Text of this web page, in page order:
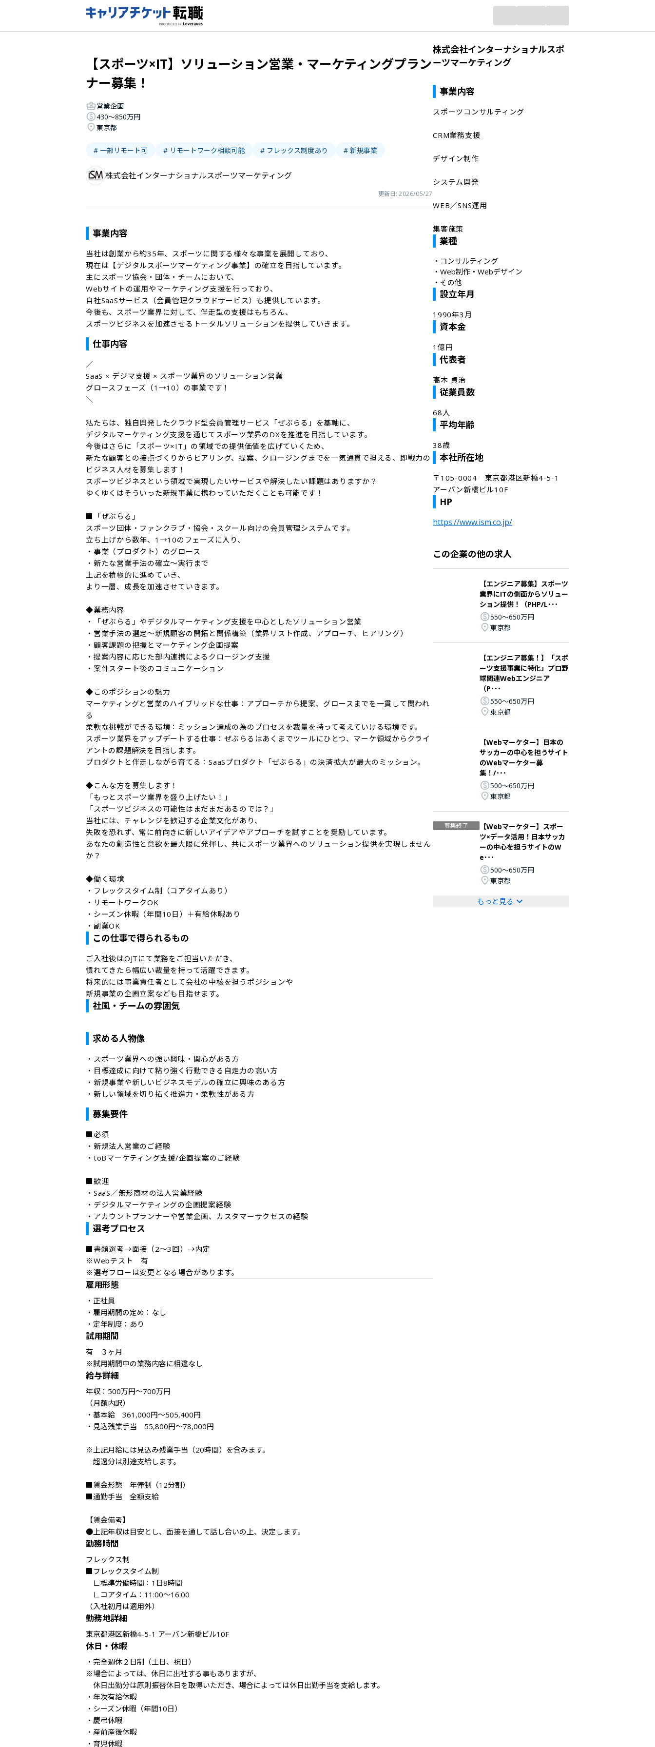
【スポーツ×IT】ソリューション営業・マーケティングプラン
ナー募集！
営業企画
430〜850万円
東京都
# 一部リモート可 # リモートワーク相談可能 # フレックス制度あり # 新規事業
株式会社インターナショナルスポーツマーケティング
更新日: 2026/05/27
事業内容
当社は創業から約35年、スポーツに関する様々な事業を展開しており、
現在は【デジタルスポーツマーケティング事業】の確立を目指しています。
主にスポーツ協会・団体・チームにおいて、
Webサイトの運用やマーケティング支援を行っており、
自社SaaSサービス（会員管理クラウドサービス）も提供しています。
今後も、スポーツ業界に対して、伴走型の支援はもちろん、
スポーツビジネスを加速させるトータルソリューションを提供していきます。
仕事内容
／
SaaS × デジマ支援 × スポーツ業界のソリューション営業
グロースフェーズ（1→10）の事業です！
＼
私たちは、独自開発したクラウド型会員管理サービス「ぜぶらる」を基軸に、
デジタルマーケティング支援を通じてスポーツ業界のDXを推進を目指しています。
今後はさらに「スポーツ×IT」の領域での提供価値を広げていくため、
新たな顧客との接点づくりからヒアリング、提案、クロージングまでを一気通貫で担える、即戦力の
ビジネス人材を募集します！
スポーツビジネスという領域で実現したいサービスや解決したい課題はありますか？
ゆくゆくはそういった新規事業に携わっていただくことも可能です！
■「ぜぶらる」
スポーツ団体・ファンクラブ・協会・スクール向けの会員管理システムです。
立ち上げから数年、1→10のフェーズに入り、
・事業（プロダクト）のグロース
・新たな営業手法の確立～実行まで
上記を積極的に進めていき、
より一層、成長を加速させていきます。
◆業務内容
・「ぜぶらる」やデジタルマーケティング支援を中心としたソリューション営業
・営業手法の選定～新規顧客の開拓と関係構築（業界リスト作成、アプローチ、ヒアリング）
・顧客課題の把握とマーケティング企画提案
・提案内容に応じた部内連携によるクロージング支援
・案件スタート後のコミュニケーション
◆このポジションの魅力
マーケティングと営業のハイブリッドな仕事：アプローチから提案、グロースまでを一貫して関われ
る
柔軟な挑戦ができる環境：ミッション達成の為のプロセスを裁量を持って考えていける環境です。
スポーツ業界をアップデートする仕事：ぜぶらるはあくまでツールにひとつ、マーケ領域からクライ
アントの課題解決を目指します。
プロダクトと伴走しながら育てる：SaaSプロダクト「ぜぶらる」の決済拡大が最大のミッション。
◆こんな方を募集します！
「もっとスポーツ業界を盛り上げたい！」
「スポーツビジネスの可能性はまだまだあるのでは？」
当社には、チャレンジを歓迎する企業文化があり、
失敗を恐れず、常に前向きに新しいアイデアやアプローチを試すことを奨励しています。
あなたの創造性と意欲を最大限に発揮し、共にスポーツ業界へのソリューション提供を実現しません
か？
◆働く環境
・フレックスタイム制（コアタイムあり）
・リモートワークOK
・シーズン休暇（年間10日）＋有給休暇あり
・副業OK
この仕事で得られるもの
ご入社後はOJTにて業務をご担当いただき、
慣れてきたら幅広い裁量を持って活躍できます。
将来的には事業責任者として会社の中核を担うポジションや
新規事業の企画立案なども目指せます。
社風・チームの雰囲気
求める人物像
・スポーツ業界への強い興味・関心がある方
・目標達成に向けて粘り強く行動できる自走力の高い方
・新規事業や新しいビジネスモデルの確立に興味のある方
・新しい領域を切り拓く推進力・柔軟性がある方
募集要件
■必須
・新規法人営業のご経験
・toBマーケティング支援/企画提案のご経験
■歓迎
・SaaS／無形商材の法人営業経験
・デジタルマーケティングの企画提案経験
・アカウントプランナーや営業企画、カスタマーサクセスの経験
選考プロセス
■書類選考→面接（2～3回）→内定
※Webテスト　有
※選考フローは変更となる場合があります。
雇用形態
・正社員
・雇用期間の定め：なし
・定年制度：あり
試用期間
有　３ヶ月
※試用期間中の業務内容に相違なし
給与詳細
年収：500万円～700万円
（月額内訳）
・基本給　361,000円～505,400円
・見込残業手当　55,800円～78,000円
※上記月給には見込み残業手当（20時間）を含みます。
超過分は別途支給します。
■賃金形態　年俸制（12分割）
■通勤手当　全額支給
【賃金備考】
●上記年収は目安とし、面接を通して話し合いの上、決定します。
勤務時間
フレックス制
■フレックスタイム制
∟標準労働時間：1日8時間
∟コアタイム：11:00～16:00
（入社初月は適用外）
勤務地詳細
東京都港区新橋4-5-1 アーバン新橋ビル10F
休日・休暇
・完全週休２日制（土日、祝日）
※場合によっては、休日に出社する事もありますが、
休日出勤分は原則振替休日を取得いただき、場合によっては休日出勤手当を支給します。
・年次有給休暇
・シーズン休暇（年間10日）
・慶弔休暇
・産前産後休暇
・育児休暇
株式会社インターナショナルスポ
ーツマーケティング
事業内容
スポーツコンサルティング
CRM業務支援
デザイン制作
システム開発
WEB／SNS運用
業種
・ コンサルティング
・ Web制作・Webデザイン
・ その他
設立年月
1990年3月
資本金
1億円
代表者
高木 貞治
従業員数
68人
平均年齢
38歳
本社所在地
〒105-0004　東京都港区新橋4-5-1
アーバン新橋ビル10F
HP
https://www.ism.co.jp/
この企業の他の求人
【エンジニア募集】スポーツ
業界にITの側面からソリュー
ション提供！（PHP/L･･･
550〜650万円
東京都
【エンジニア募集！】「スポ
ーツ支援事業に特化」プロ野
球関連Webエンジニア
（P･･･
550〜650万円
東京都
【Webマーケター】日本の
サッカーの中心を担うサイト
のWebマーケター募
集！/･･･
500〜650万円
東京都
募集終了
【Webマーケター】スポー
ツ×データ活用！日本サッカ
ーの中心を担うサイトのW
e･･･
500〜650万円
東京都
もっと見る